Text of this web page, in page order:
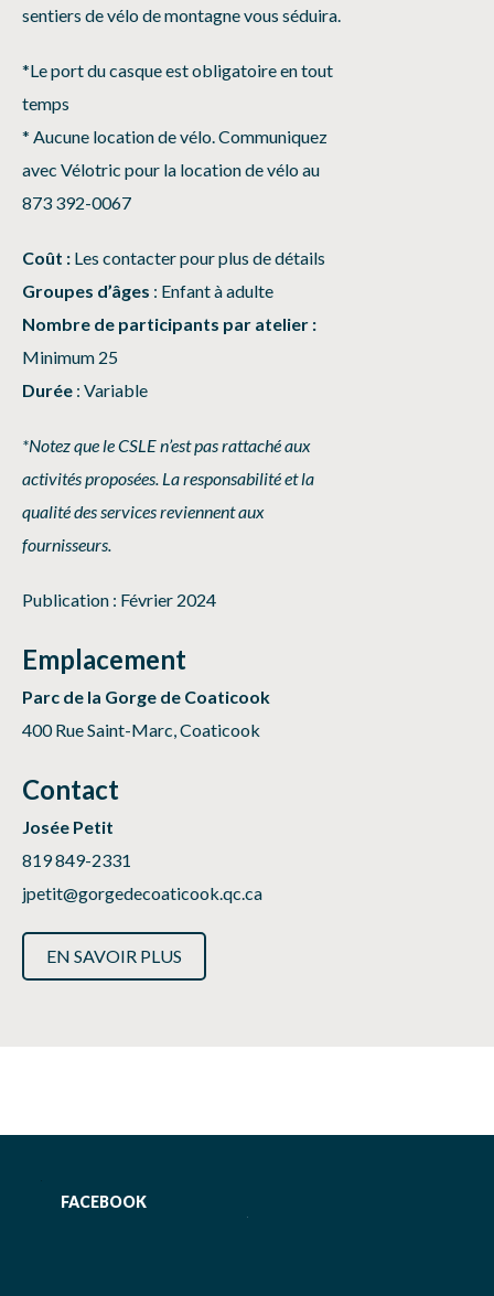
sentiers de vélo de montagne vous séduira.
*Le port du casque est obligatoire en tout
temps
* Aucune location de vélo. Communiquez
avec Vélotric pour la location de vélo au
873 392-0067
Coût : Les contacter pour plus de détails
Groupes d’âges : Enfant à adulte
Nombre de participants par atelier :
Minimum 25
Durée : Variable
*Notez que le CSLE n’est pas rattaché aux
activités proposées. La responsabilité et la
qualité des services reviennent aux
fournisseurs.
Publication : Février 2024
Emplacement
Parc de la Gorge de Coaticook
400 Rue Saint-Marc, Coaticook
Contact
Josée Petit
819 849-2331
jpetit@gorgedecoaticook.qc.ca
EN SAVOIR PLUS
FACEBOOK